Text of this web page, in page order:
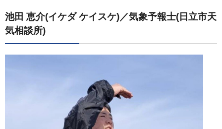
池田 恵介(イケダ ケイスケ)／気象予報士(日立市天
気相談所)